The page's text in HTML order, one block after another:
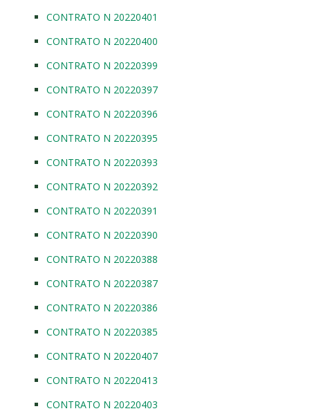
CONTRATO N 20220401
CONTRATO N 20220400
CONTRATO N 20220399
CONTRATO N 20220397
CONTRATO N 20220396
CONTRATO N 20220395
CONTRATO N 20220393
CONTRATO N 20220392
CONTRATO N 20220391
CONTRATO N 20220390
CONTRATO N 20220388
CONTRATO N 20220387
CONTRATO N 20220386
CONTRATO N 20220385
CONTRATO N 20220407
CONTRATO N 20220413
CONTRATO N 20220403